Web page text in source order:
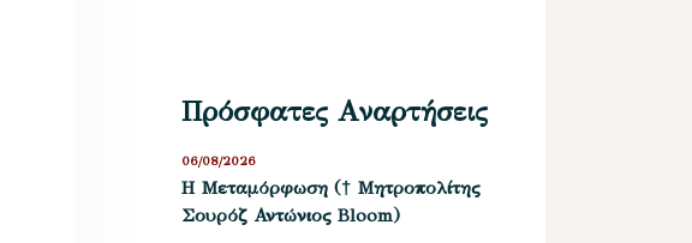
Πρόσφατες Αναρτήσεις
Η Μεταμόρφωση († Μητροπολίτης
Σουρόζ Αντώνιος Bloom)
06/08/2026